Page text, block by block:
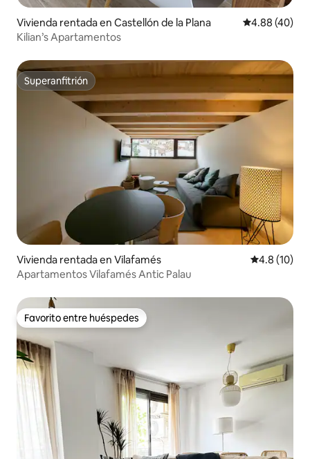
Vivienda rentada en Castellón de la Plana Calificación
4.88 (40)
Kilian’s Apartamentos
Superanfitrión
Superanfitrión
Vivienda rentada en Vilafamés Calificación
4.8 (10)
Apartamentos Vilafamés Antic Palau
Favorito entre huéspedes
Favorito entre huéspedes